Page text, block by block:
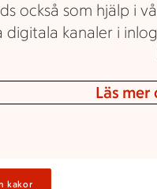
oss
från ICA Maxi
studentfirande eller
maxi-ica-
också som hjälp i
digitala kanaler i
Läs mer
kakor